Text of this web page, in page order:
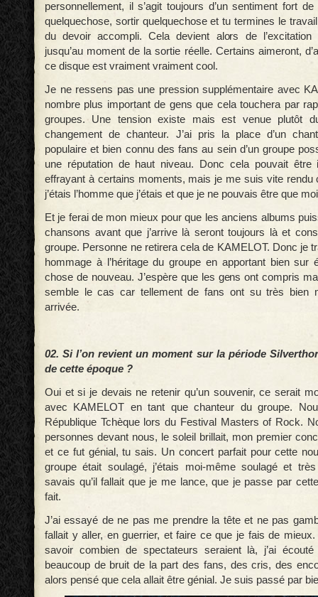
personnellement, il s’agit toujours d’un sentiment fort
quelquechose, sortir quelquechose et tu termines le
du devoir accompli. Cela devient alors de
jusqu’au moment de la sortie réelle. Certains aimeront,
ce disque est vraiment vraiment cool.
Je ne ressens pas une pression supplémentaire avec
nombre plus important de gens que cela touchera par
groupes. Une tension existe mais est venue plutôt
changement de chanteur. J’ai pris la place d’un
populaire et bien connu des fans au sein d’un groupe
une réputation de haut niveau. Donc cela pouvait être
effrayant à certains moments, mais je me suis vite rendu
j’étais l’homme que j’étais et que je ne pouvais être que
Et je ferai de mon mieux pour que les anciens albums
chansons avant que j’arrive là seront toujours là et
groupe. Personne ne retirera cela de KAMELOT. Donc je
hommage à l’héritage du groupe en apportant bien sur
chose de nouveau. J’espère que les gens ont compris
semble le cas car tellement de fans ont su très bien
arrivée.
02. Si l’on revient un moment sur la période
de cette époque ?
Oui et si je devais ne retenir qu’un souvenir, ce serait
avec KAMELOT en tant que chanteur du groupe.
République Tchèque lors du Festival Masters of Rock.
personnes devant nous, le soleil brillait, mon premier
et ce fut génial, tu sais. Un concert parfait pour cette
groupe était soulagé, j’étais moi-même soulagé et
savais qu’il fallait que je me lance, que je passe par
fait.
J’ai essayé de ne pas me prendre la tête et ne pas
fallait y aller, en guerrier, et faire ce que je fais de
savoir combien de spectateurs seraient là, j’ai écouté
beaucoup de bruit de la part des fans, des cris, des
alors pensé que cela allait être génial. Je suis passé par